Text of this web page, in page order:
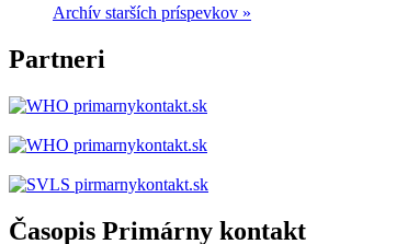
Archív starších príspevkov »
Partneri
Časopis Primárny kontakt